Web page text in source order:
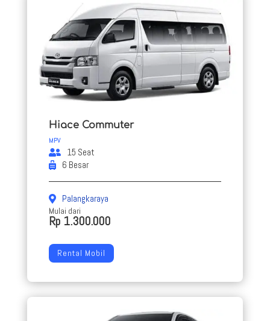
Hiace Commuter
MPV
15 Seat
6 Besar
Palangkaraya
Mulai dari
Rp 1.300.000
Rental Mobil